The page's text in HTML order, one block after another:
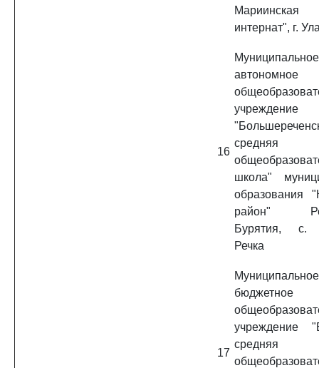
интернат", г.
16
Муниципальное
автономное
учреждение
средняя
школа"
образования
район"
Бурятия, с.
Речка
17
Муниципальное
бюджетное
учреждение
средняя